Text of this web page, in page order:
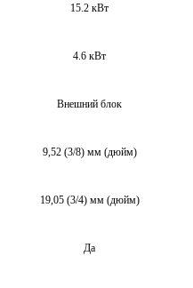
15.2 кВт
4.6 кВт
Внешний блок
9,52 (3/8) мм (дюйм)
19,05 (3/4) мм (дюйм)
Да